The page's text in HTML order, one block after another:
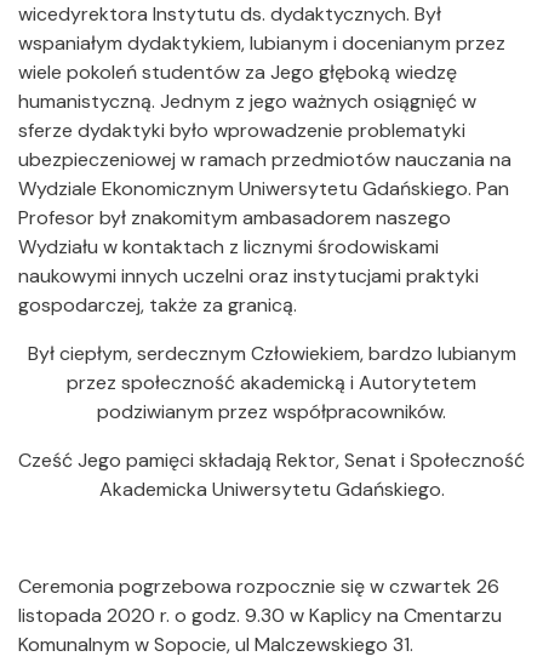
wicedyrektora Instytutu ds. dydaktycznych. Był
wspaniałym dydaktykiem, lubianym i docenianym przez
wiele pokoleń studentów za Jego głęboką wiedzę
humanistyczną. Jednym z jego ważnych osiągnięć w
sferze dydaktyki było wprowadzenie problematyki
ubezpieczeniowej w ramach przedmiotów nauczania na
Wydziale Ekonomicznym Uniwersytetu Gdańskiego. Pan
Profesor był znakomitym ambasadorem naszego
Wydziału w kontaktach z licznymi środowiskami
naukowymi innych uczelni oraz instytucjami praktyki
gospodarczej, także za granicą.
Był ciepłym, serdecznym Człowiekiem, bardzo lubianym
przez społeczność akademicką i Autorytetem
podziwianym przez współpracowników.
Cześć Jego pamięci składają Rektor, Senat i Społeczność
Akademicka Uniwersytetu Gdańskiego.
Ceremonia pogrzebowa rozpocznie się w czwartek 26
listopada 2020 r. o godz. 9.30 w Kaplicy na Cmentarzu
Komunalnym w Sopocie, ul Malczewskiego 31.